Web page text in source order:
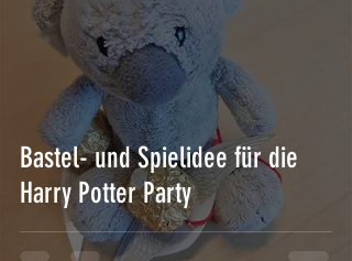
Bastel- und Spielidee für die
Harry Potter Party